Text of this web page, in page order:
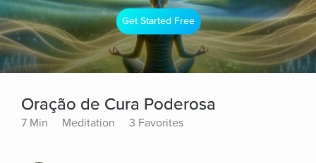
Get Started Free
Oração de Cura Poderosa
7 Min Meditation 3 Favorites